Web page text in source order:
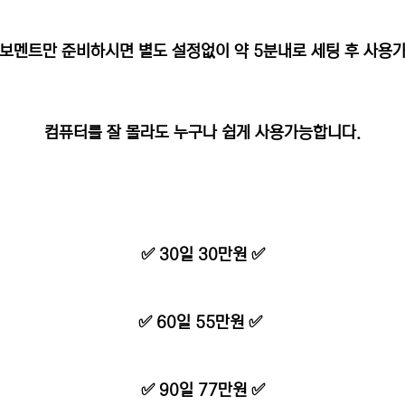
멘트만 준비하시면 별도 설정없이 약 5분내로 세팅 후 사용
컴퓨터를 잘 몰라도 누구나 쉽게 사용가능합니다.
✅ 30일 30만원 ✅
✅ 60일 55만원 ✅
✅ 90일 77만원 ✅